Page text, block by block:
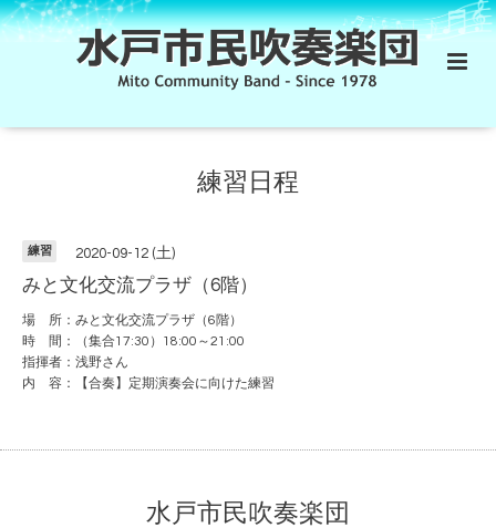
練習日程
練習 2020-09-12 (土)
みと文化交流プラザ（6階）
場 所：みと文化交流プラザ（6階）
時 間：（集合17:30）18:00～21:00
指揮者：浅野さん
内 容：【合奏】定期演奏会に向けた練習
水戸市民吹奏楽団